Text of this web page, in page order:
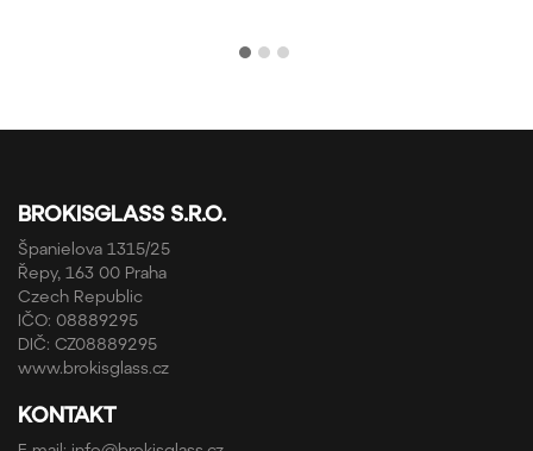
BROKISGLASS S.R.O.
Španielova 1315/25
Řepy, 163 00 Praha
Czech Republic
IČO: 08889295
DIČ: CZ08889295
www.brokisglass.cz
KONTAKT